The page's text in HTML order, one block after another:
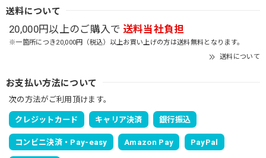
送料について
20,000円以上のご購入で 送料当社負担
※一箇所につき20,000円（税込）以上お買い上げの方は送料無料となります。
送料について
お支払い方法について
次の方法がご利用頂けます。
クレジットカード キャリア決済 銀行振込
コンビニ決済・Pay-easy Amazon Pay PayPal